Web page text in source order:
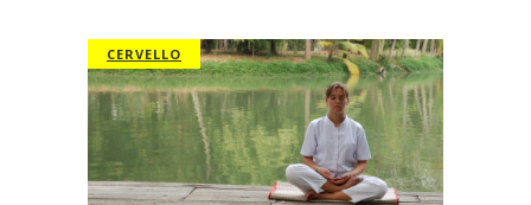
CERVELLO